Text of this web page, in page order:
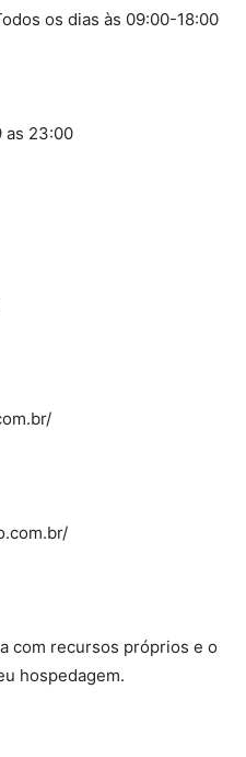
os dias às 09:00-18:00
as 23:00
com recursos próprios e o
hospedagem.